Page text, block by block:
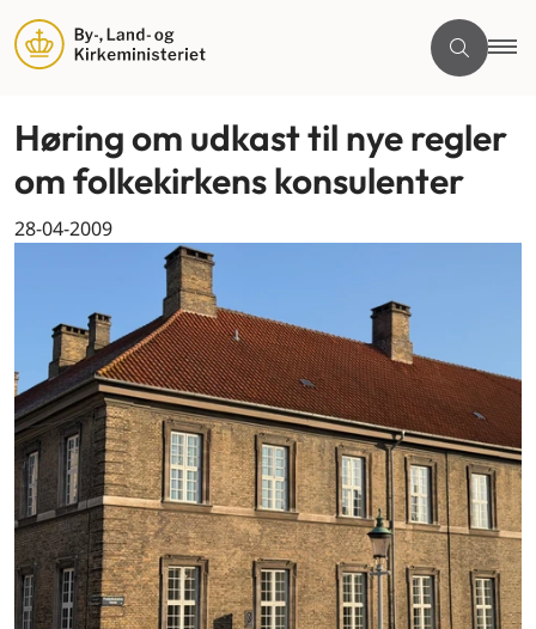
Høring om udkast til nye regler
om folkekirkens konsulenter
28-04-2009